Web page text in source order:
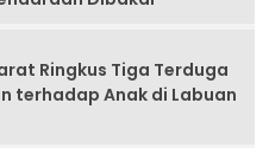
Ringkus Tiga Terduga
terhadap Anak di Labuan